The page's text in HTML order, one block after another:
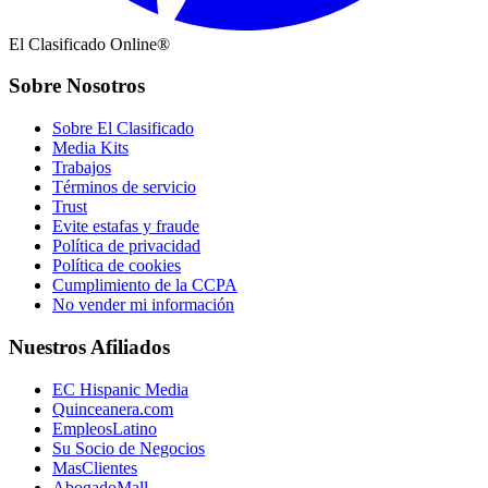
El Clasificado Online®
Sobre Nosotros
Sobre El Clasificado
Media Kits
Trabajos
Términos de servicio
Trust
Evite estafas y fraude
Política de privacidad
Política de cookies
Cumplimiento de la CCPA
No vender mi información
Nuestros Afiliados
EC Hispanic Media
Quinceanera.com
EmpleosLatino
Su Socio de Negocios
MasClientes